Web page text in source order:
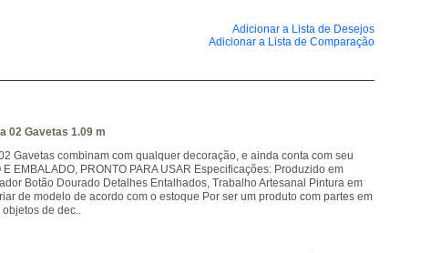
Adicionar a Lista de Desejos
Adicionar a Lista de Comparação
02 Gavetas 1.09 m
Gavetas combinam com qualquer decoração, e ainda conta com seu
EMBALADO, PRONTO PARA USAR Especificações: Produzido em
Botão Dourado Detalhes Entalhados, Trabalho Artesanal Pintura em
de modelo de acordo com o estoque Por ser um produto com partes em
de dec..